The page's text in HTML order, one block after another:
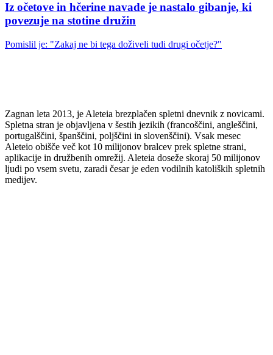
Iz očetove in hčerine navade je nastalo gibanje, ki
povezuje na stotine družin
Pomislil je: "Zakaj ne bi tega doživeli tudi drugi očetje?"
Zagnan leta 2013, je Aleteia brezplačen spletni dnevnik z novicami.
Spletna stran je objavljena v šestih jezikih (francoščini, angleščini,
portugalščini, španščini, poljščini in slovenščini). Vsak mesec
Aleteio obišče več kot 10 milijonov bralcev prek spletne strani,
aplikacije in družbenih omrežij. Aleteia doseže skoraj 50 milijonov
ljudi po vsem svetu, zaradi česar je eden vodilnih katoliških spletnih
medijev.